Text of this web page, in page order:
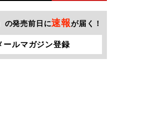
の発売前日に速報が届く！
ールマガジン登録